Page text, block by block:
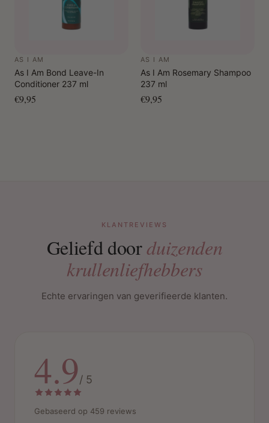
AS I AM
As I Am Bond Leave-In
Conditioner 237 ml
€9,95
AS I AM
As I Am Rosemary Shampoo
237 ml
€9,95
KLANTREVIEWS
Geliefd doorduizenden
krullenliefhebbers
Echte ervaringen van geverifieerde klanten.
4.9/ 5
Gebaseerd op 459 reviews